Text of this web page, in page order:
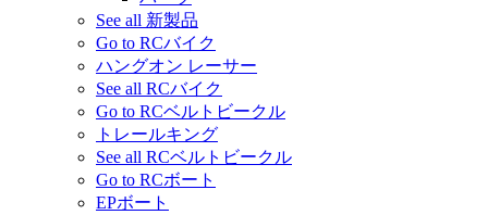
See all 新製品
Go to RCバイク
ハングオン レーサー
See all RCバイク
Go to RCベルトビークル
トレールキング
See all RCベルトビークル
Go to RCボート
EPボート